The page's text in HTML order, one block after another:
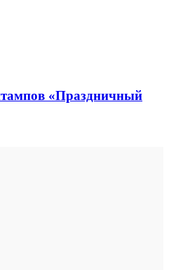
«Праздничный